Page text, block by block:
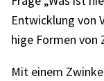
Entwick­lung von
hige Formen von
Mit einem